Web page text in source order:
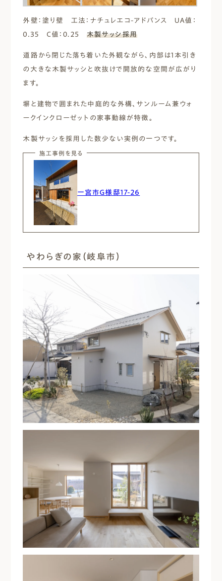
外壁：塗り壁 工法：ナチュレエコ-アドバンス UA値：
0.35 C値：0.25 木製サッシ採用
道路から閉じた落ち着いた外観ながら、内部は1本引き
の大きな木製サッシと吹抜けで開放的な空間が広がり
ます。
塀と建物で囲まれた中庭的な外構、サンルーム兼ウォ
ークインクローゼットの家事動線が特徴。
木製サッシを採用した数少ない実例の一つです。
施工事例を見る
一宮市Ｇ様邸17-26
やわらぎの家（岐阜市）